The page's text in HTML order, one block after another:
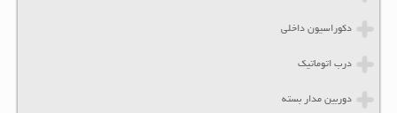
دکوراسیون داخلی
درب اتوماتیک
دوربین مدار بسته